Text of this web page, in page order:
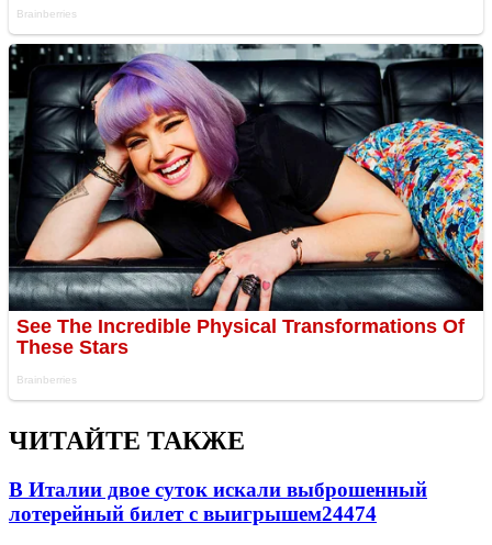
ЧИТАЙТЕ ТАКЖЕ
В Италии двое суток искали выброшенный
лотерейный билет с выигрышем24474